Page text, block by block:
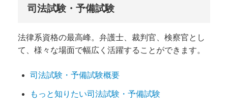
司法試験・予備試験
法律系資格の最高峰。弁護士、裁判官、検察官とし
て、様々な場面で幅広く活躍することができます。
司法試験・予備試験概要
もっと知りたい司法試験・予備試験